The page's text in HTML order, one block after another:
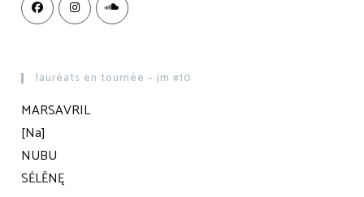
lauréats en tournée – jm #10
MARSAVRIL
[Na]
NUBU
SĖLĒNĘ